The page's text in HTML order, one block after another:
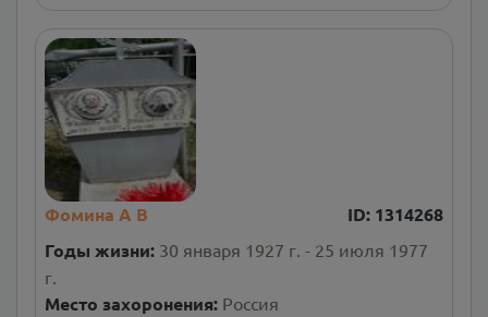
Фомина А В ID: 1314268
Годы жизни: 30 января 1927 г. - 25 июля 1977
г.
Место захоронения: Россия